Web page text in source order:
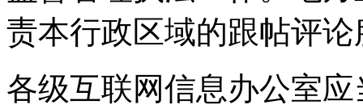
责本行政区域的跟帖评
各级互联网信息办公室